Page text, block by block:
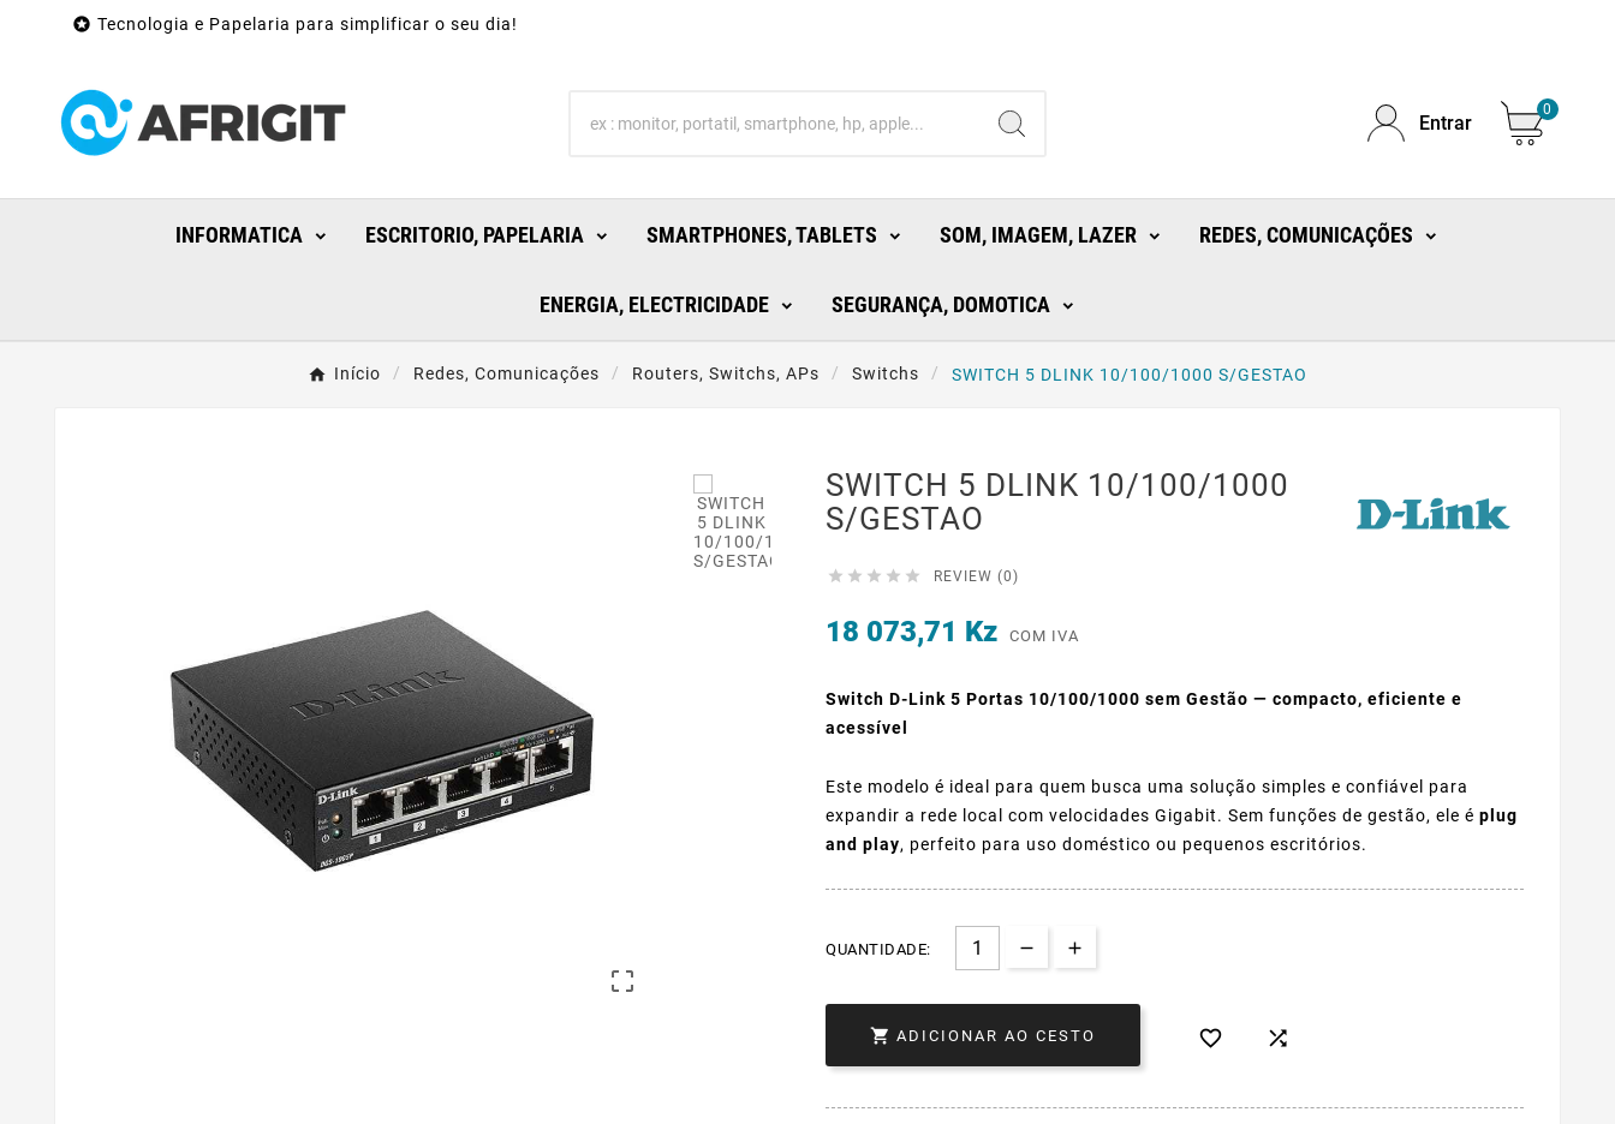
 Tecnologia e Papelaria para simplificar o seu dia!
Entrar
0
INFORMATICA ESCRITORIO, PAPELARIA SMARTPHONES, TABLETS SOM, IMAGEM, LAZER REDES, COMUNICAÇÕES
ENERGIA, ELECTRICIDADE SEGURANÇA, DOMOTICA
Início Redes, Comunicações Routers, Switchs, APs Switchs SWITCH 5 DLINK 10/100/1000 S/GESTAO

SWITCH 5 DLINK 10/100/1000
S/GESTAO
     REVIEW (0)
18 073,71 Kz COM IVA
Switch D-Link 5 Portas 10/100/1000 sem Gestão — compacto, eficiente e
acessível
Este modelo é ideal para quem busca uma solução simples e confiável para
expandir a rede local com velocidades Gigabit. Sem funções de gestão, ele é plug
and play, perfeito para uso doméstico ou pequenos escritórios.
QUANTIDADE:
 ADICIONAR AO CESTO  